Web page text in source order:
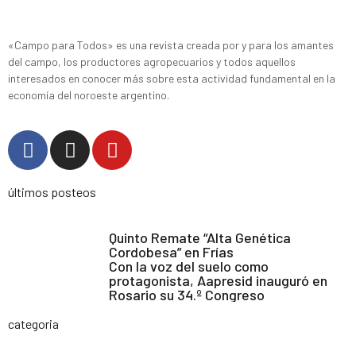
«Campo para Todos» es una revista creada por y para los amantes
del campo, los productores agropecuarios y todos aquellos
interesados en conocer más sobre esta actividad fundamental en la
economía del noroeste argentino.
últimos posteos
Quinto Remate “Alta Genética
Cordobesa” en Frías
Con la voz del suelo como
protagonista, Aapresid inauguró en
Rosario su 34.º Congreso
categoria